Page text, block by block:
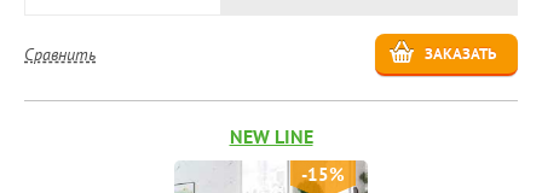
ЗАКАЗАТЬ
Сравнить
NEW LINE
-15%